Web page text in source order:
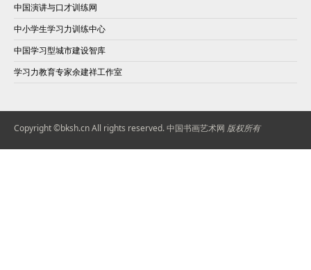
中国演讲与口才训练网
中小学生学习力训练中心
中国学习型城市建设智库
学习力教育专家余建祥工作室
Copyright ©bksh.cnAll rights reserved.中国书画艺术网 版权所有